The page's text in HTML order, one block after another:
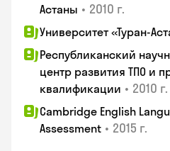
Астаны • 2010 г.
Университет «Туран-
Республиканский
центр развития ТПО и
квалификации • 2010 г.
Cambridge English
Assessment • 2015 г.